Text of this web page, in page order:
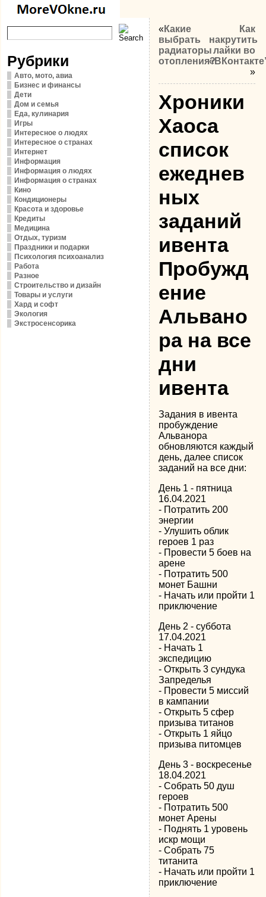
Рубрики
Авто, мото, авиа
Бизнес и финансы
Дети
Дом и семья
Еда, кулинария
Игры
Интересное о людях
Интересное о странах
Интернет
Информация
Информация о людях
Информация о странах
Кино
Кондиционеры
Красота и здоровье
Кредиты
Медицина
Отдых, туризм
Праздники и подарки
Психология психоанализ
Работа
Разное
Строительство и дизайн
Товары и услуги
Хард и софт
Экология
Экстросенсорика
«Какие
выбрать
радиаторы
отопления?
Как
накрутить
лайки во
«ВКонтакте’
»
Хроники
Хаоса
список
ежеднев
ных
заданий
ивента
Пробужд
ение
Альвано
ра на все
дни
ивента
Задания в ивента
пробуждение
Альванора
обновляются каждый
день, далее список
заданий на все дни:
День 1 - пятница
16.04.2021
- Потратить 200
энергии
- Улушить облик
героев 1 раз
- Провести 5 боев на
арене
- Потратить 500
монет Башни
- Начать или пройти 1
приключение
День 2 - суббота
17.04.2021
- Начать 1
экспедицию
- Открыть 3 сундука
Запределья
- Провести 5 миссий
в кампании
- Открыть 5 сфер
призыва титанов
- Открыть 1 яйцо
призыва питомцев
День 3 - воскресенье
18.04.2021
- Собрать 50 душ
героев
- Потратить 500
монет Арены
- Поднять 1 уровень
искр мощи
- Собрать 75
титанита
- Начать или пройти 1
приключение